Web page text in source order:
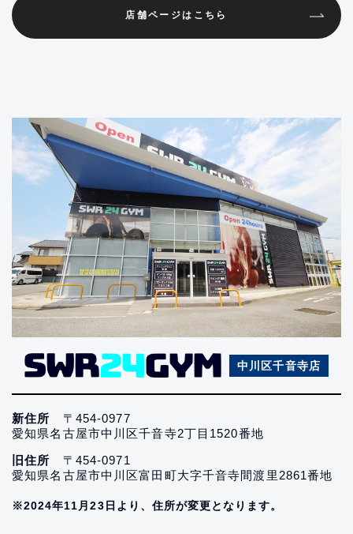
店舗ページはこちら
中川区千音寺店
新住所 〒454-0977
愛知県名古屋市中川区千音寺2丁目1520番地
旧住所 〒454-0971
愛知県名古屋市中川区富田町大字千音寺間渡里2861番地
※2024年11月23日より、住所が変更となります。